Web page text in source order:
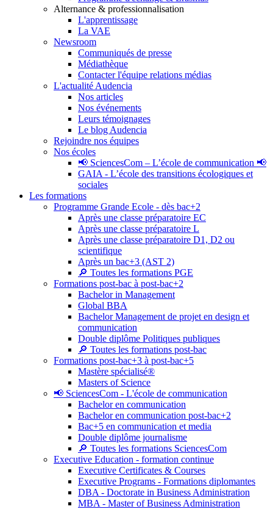
Alternance & professionnalisation
L'apprentissage
La VAE
Newsroom
Communiqués de presse
Médiathèque
Contacter l'équipe relations médias
L'actualité Audencia
Nos articles
Nos événements
Leurs témoignages
Le blog Audencia
Rejoindre nos équipes
Nos écoles
📢 SciencesCom – L’école de communication 📢
GAIA - L’école des transitions écologiques et
sociales
Les formations
Programme Grande Ecole - dès bac+2
Après une classe préparatoire EC
Après une classe préparatoire L
Après une classe préparatoire D1, D2 ou
scientifique
Après un bac+3 (AST 2)
🔎 Toutes les formations PGE
Formations post-bac à post-bac+2
Bachelor in Management
Global BBA
Bachelor Management de projet en design et
communication
Double diplôme Politiques publiques
🔎 Toutes les formations post-bac
Formations post-bac+3 à post-bac+5
Mastère spécialisé®
Masters of Science
📢 SciencesCom - L'école de communication
Bachelor en communication
Bachelor en communication post-bac+2
Bac+5 en communication et media
Double diplôme journalisme
🔎 Toutes les formations SciencesCom
Executive Education - formation continue
Executive Certificates & Courses
Executive Programs - Formations diplomantes
DBA - Doctorate in Business Administration
MBA - Master of Business Administration